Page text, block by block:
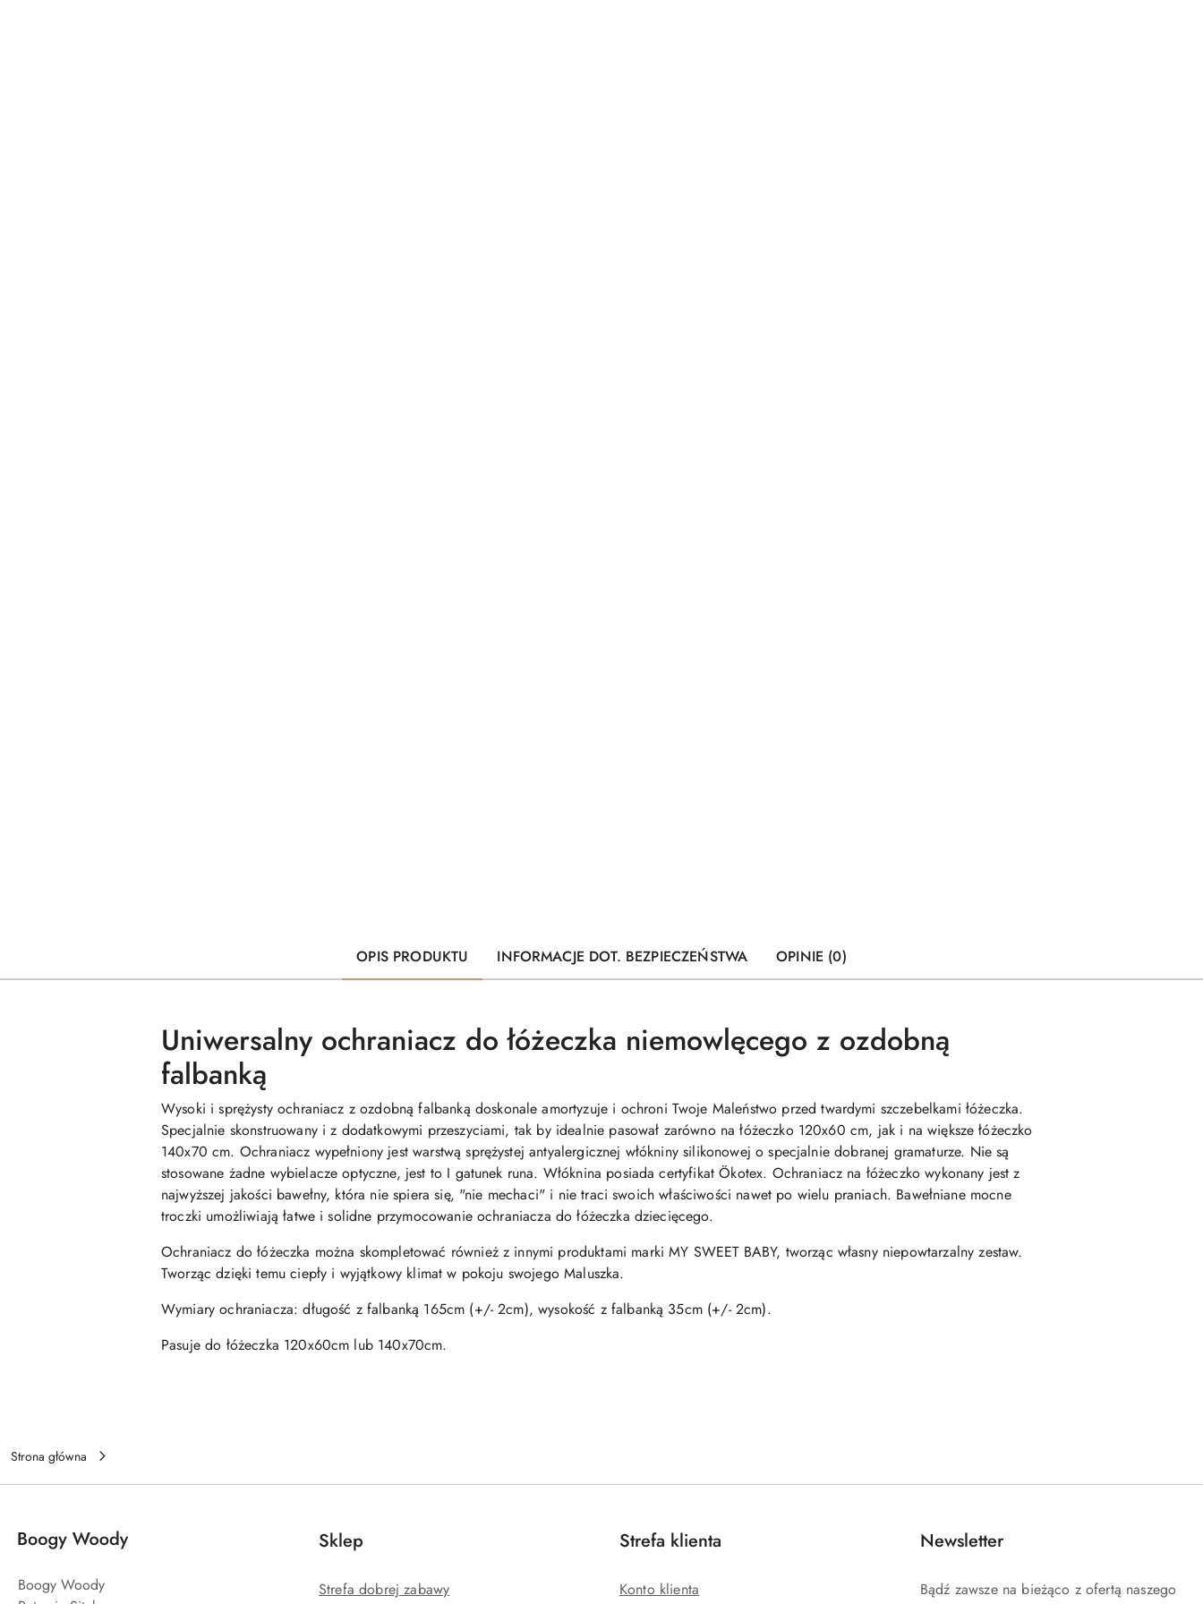
OPIS PRODUKTU INFORMACJE DOT. BEZPIECZEŃSTWA OPINIE (0)
Uniwersalny ochraniacz do łóżeczka niemowlęcego z ozdobną
falbanką
Wysoki i sprężysty ochraniacz z ozdobną falbanką doskonale amortyzuje i ochroni Twoje Maleństwo przed twardymi szczebelkami łóżeczka.
Specjalnie skonstruowany i z dodatkowymi przeszyciami, tak by idealnie pasował zarówno na łóżeczko 120x60 cm, jak i na większe łóżeczko
140x70 cm. Ochraniacz wypełniony jest warstwą sprężystej antyalergicznej włókniny silikonowejo specjalnie dobranej gramaturze. Nie są
stosowane żadne wybielacze optyczne, jest to I gatunek runa. Włóknina posiada certyfikatÖkotex. Ochraniacz na łóżeczko wykonany jest z
najwyższej jakości bawełny, która nie spiera się, "nie mechaci" i nie traci swoich właściwości nawet po wielu praniach. Bawełniane mocne
troczki umożliwiają łatwe i solidne przymocowanie ochraniacza do łóżeczka dziecięcego.
Ochraniacz do łóżeczka można skompletować również z innymi produktami marki MY SWEET BABY, tworząc własny niepowtarzalny zestaw.
Tworząc dzięki temu ciepły i wyjątkowy klimat w pokoju swojego Maluszka.
Wymiary ochraniacza: długość z falbanką 165cm (+/- 2cm), wysokość z falbanką 35cm (+/- 2cm).
Pasuje do łóżeczka 120x60cm lub 140x70cm.
Strona główna
Boogy Woody
Sklep
Strefa dobrej zabawy
Strefa klienta
Konto klienta
Newsletter
Bądź zawsze na bieżąco z ofertą naszego